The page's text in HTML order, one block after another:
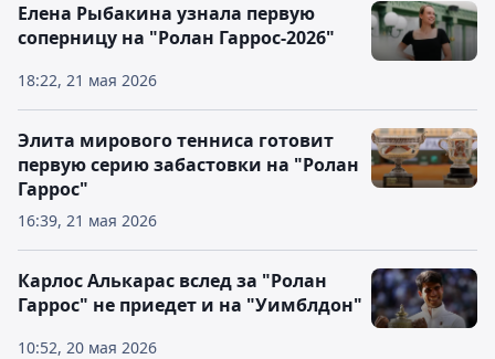
18:22, 21 мая 2026
Елена Рыбакина узнала первую
соперницу на "Ролан Гаррос-2026"
16:39, 21 мая 2026
Элита мирового тенниса готовит
первую серию забастовки на "Ролан
Гаррос"
10:52, 20 мая 2026
Карлос Алькарас вслед за "Ролан
Гаррос" не приедет и на "Уимблдон"